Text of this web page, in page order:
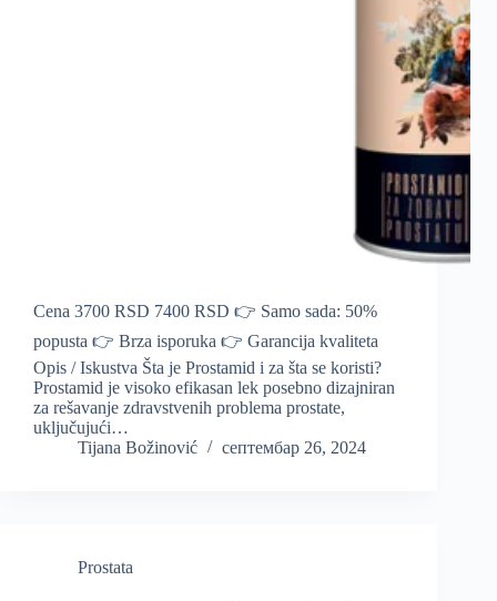
Cena 3700 RSD 7400 RSD 👉 Samo sada: 50%
popusta 👉 Brza isporuka 👉 Garancija kvaliteta
Opis / Iskustva Šta je Prostamid i za šta se koristi?
Prostamid je visoko efikasan lek posebno dizajniran
za rešavanje zdravstvenih problema prostate,
uključujući…
Tijana Božinović
септембар 26, 2024
Prostata